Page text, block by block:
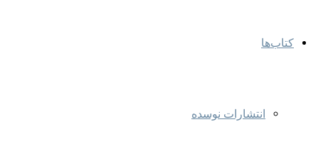
کتاب‌ها
انتشارات نوسده